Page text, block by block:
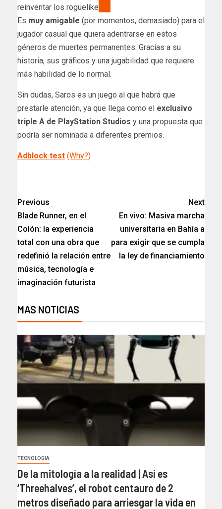
reinventar los roguelike
Es muy amigable (por momentos, demasiado) para el
jugador casual que quiera adentrarse en estos
géneros de muertes permanentes. Gracias a su
historia, sus gráficos y una jugabilidad que requiere
más habilidad de lo normal.
Sin dudas, Saros es un juego al que habrá que
prestarle atención, ya que llega como el exclusivo
triple A de PlayStation Studios y una propuesta que
podría ser nominada a diferentes premios.
Adblock test (Why?)
Previous
Blade Runner, en el
Colón: la experiencia
total con una obra que
redefinió la relación entre
música, tecnología e
imaginación futurista
Next
En vivo: Masiva marcha
universitaria en Bahía a
para exigir que se cumpla
la ley de financiamiento​
MAS NOTICIAS
TECNOLOGIA
De la mitología a la realidad | Así es
‘Threehalves’, el robot centauro de 2
metros diseñado para arriesgar la vida en